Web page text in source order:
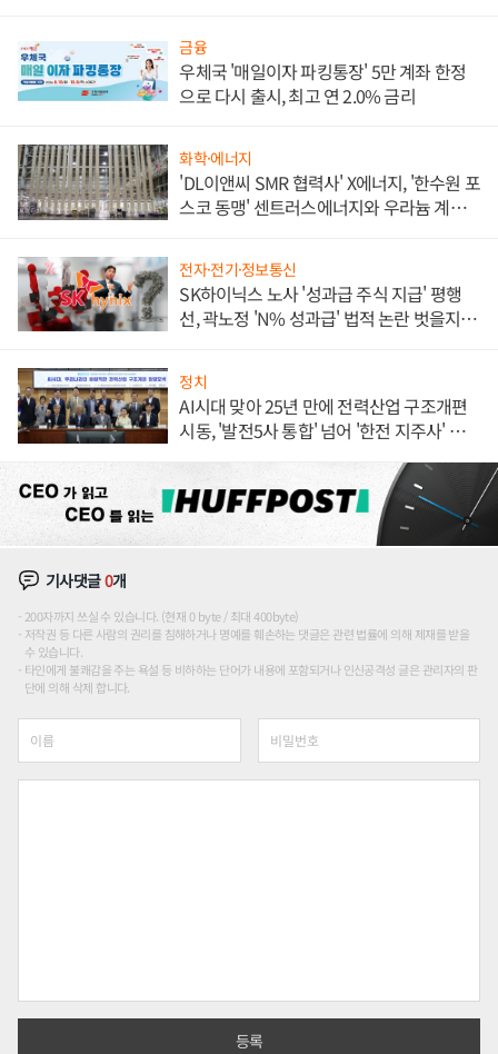
금융
우체국 '매일이자 파킹통장' 5만 계좌 한정
으로 다시 출시, 최고 연 2.0% 금리
화학·에너지
'DL이앤씨 SMR 협력사' X에너지, '한수원 포
스코 동맹' 센트러스에너지와 우라늄 계약
전자·전기·정보통신
SK하이닉스 노사 '성과급 주식 지급' 평행
선, 곽노정 'N% 성과급' 법적 논란 벗을지 주
정치
AI시대 맞아 25년 만에 전력산업 구조개편
시동, '발전5사 통합' 넘어 '한전 지주사' 재편
기사댓글0개
200자까지 쓰실 수 있습니다. (현재 0 byte / 최대 400byte)
저작권 등 다른 사람의 권리를 침해하거나 명예를 훼손하는 댓글은 관련 법률에 의해 제재를 받을
수 있습니다.
타인에게 불쾌감을 주는 욕설 등 비하하는 단어가 내용에 포함되거나 인신공격성 글은 관리자의 판
단에 의해 삭제 합니다.